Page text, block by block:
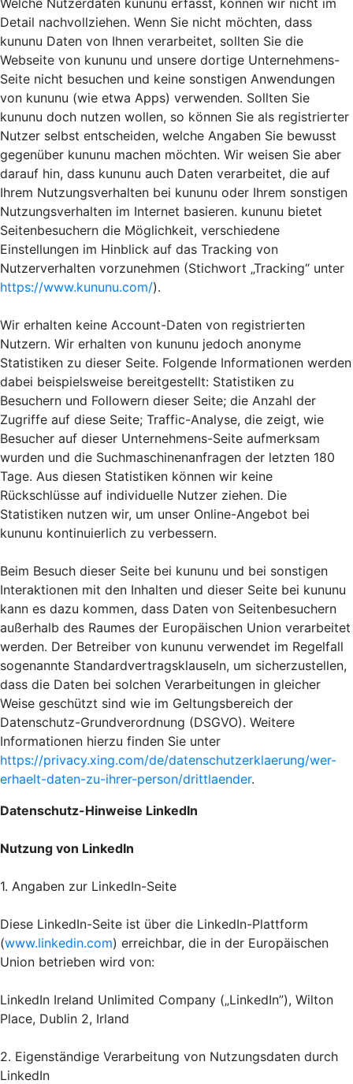
Welche Nutzerdaten kununu erfasst, können wir nicht im
Detail nachvollziehen. Wenn Sie nicht möchten, dass
kununu Daten von Ihnen verarbeitet, sollten Sie die
Webseite von kununu und unsere dortige Unternehmens-
Seite nicht besuchen und keine sonstigen Anwendungen
von kununu (wie etwa Apps) verwenden. Sollten Sie
kununu doch nutzen wollen, so können Sie als registrierter
Nutzer selbst entscheiden, welche Angaben Sie bewusst
gegenüber kununu machen möchten. Wir weisen Sie aber
darauf hin, dass kununu auch Daten verarbeitet, die auf
Ihrem Nutzungsverhalten bei kununu oder Ihrem sonstigen
Nutzungsverhalten im Internet basieren. kununu bietet
Seitenbesuchern die Möglichkeit, verschiedene
Einstellungen im Hinblick auf das Tracking von
Nutzerverhalten vorzunehmen (Stichwort „Tracking“ unter
https://www.kununu.com/).
Wir erhalten keine Account-Daten von registrierten
Nutzern. Wir erhalten von kununu jedoch anonyme
Statistiken zu dieser Seite. Folgende Informationen werden
dabei beispielsweise bereitgestellt: Statistiken zu
Besuchern und Followern dieser Seite; die Anzahl der
Zugriffe auf diese Seite; Traffic-Analyse, die zeigt, wie
Besucher auf dieser Unternehmens-Seite aufmerksam
wurden und die Suchmaschinenanfragen der letzten 180
Tage. Aus diesen Statistiken können wir keine
Rückschlüsse auf individuelle Nutzer ziehen. Die
Statistiken nutzen wir, um unser Online-Angebot bei
kununu kontinuierlich zu verbessern.
Beim Besuch dieser Seite bei kununu und bei sonstigen
Interaktionen mit den Inhalten und dieser Seite bei kununu
kann es dazu kommen, dass Daten von Seitenbesuchern
außerhalb des Raumes der Europäischen Union verarbeitet
werden. Der Betreiber von kununu verwendet im Regelfall
sogenannte Standardvertragsklauseln, um sicherzustellen,
dass die Daten bei solchen Verarbeitungen in gleicher
Weise geschützt sind wie im Geltungsbereich der
Datenschutz-Grundverordnung (DSGVO). Weitere
Informationen hierzu finden Sie unter
https://privacy.xing.com/de/datenschutzerklaerung/wer-
erhaelt-daten-zu-ihrer-person/drittlaender.
Datenschutz-Hinweise LinkedIn
Nutzung von LinkedIn
1. Angaben zur LinkedIn-Seite
Diese LinkedIn-Seite ist über die LinkedIn-Plattform
(www.linkedin.com) erreichbar, die in der Europäischen
Union betrieben wird von:
LinkedIn Ireland Unlimited Company („LinkedIn”), Wilton
Place, Dublin 2, Irland
2. Eigenständige Verarbeitung von Nutzungsdaten durch
LinkedIn